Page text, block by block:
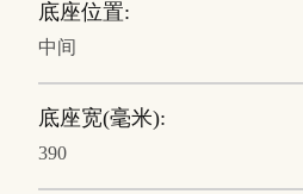
底座位置:
中间
底座宽(毫米):
390